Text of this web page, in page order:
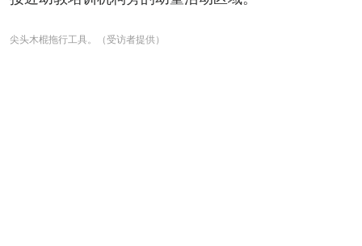
尖头木棍拖行工具。（受访者提供）